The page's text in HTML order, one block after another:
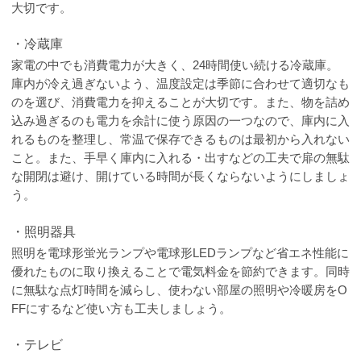
大切です。
・冷蔵庫
家電の中でも消費電力が大きく、24時間使い続ける冷蔵庫。
庫内が冷え過ぎないよう、温度設定は季節に合わせて適切なも
のを選び、消費電力を抑えることが大切です。また、物を詰め
込み過ぎるのも電力を余計に使う原因の一つなので、庫内に入
れるものを整理し、常温で保存できるものは最初から入れない
こと。また、手早く庫内に入れる・出すなどの工夫で扉の無駄
な開閉は避け、開けている時間が長くならないようにしましょ
う。
・照明器具
照明を電球形蛍光ランプや電球形LEDランプなど省エネ性能に
優れたものに取り換えることで電気料金を節約できます。同時
に無駄な点灯時間を減らし、使わない部屋の照明や冷暖房をO
FFにするなど使い方も工夫しましょう。
・テレビ